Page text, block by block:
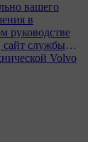
вашего
в
руководстве
сайт службы
Volvo